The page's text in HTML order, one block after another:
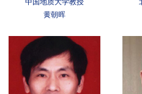
中国地质大学教授
黄朝晖